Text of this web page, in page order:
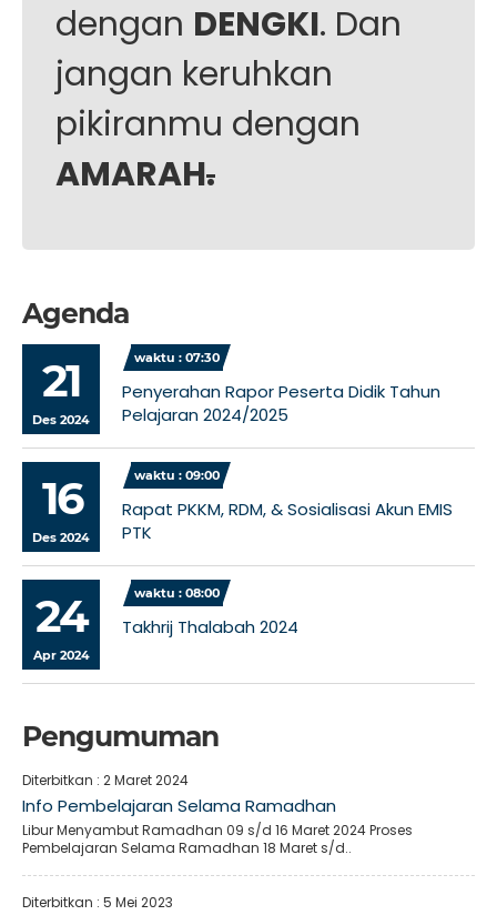
dengan DENGKI. Dan
jangan keruhkan
pikiranmu dengan
AMARAH.
Agenda
21
Des 2024
waktu : 07:30
Penyerahan Rapor Peserta Didik Tahun
Pelajaran 2024/2025
16
Des 2024
waktu : 09:00
Rapat PKKM, RDM, & Sosialisasi Akun EMIS
PTK
24
Apr 2024
waktu : 08:00
Takhrij Thalabah 2024
Pengumuman
Diterbitkan : 2 Maret 2024
Info Pembelajaran Selama Ramadhan
Libur Menyambut Ramadhan 09 s/d 16 Maret 2024 Proses
Pembelajaran Selama Ramadhan 18 Maret s/d..
Diterbitkan : 5 Mei 2023